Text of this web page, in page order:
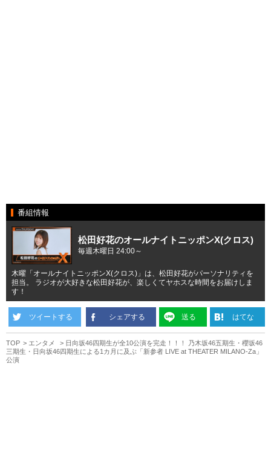
番組情報
松田好花のオールナイトニッポンX(クロス)
毎週木曜日 24:00～
木曜「オールナイトニッポンX(クロス)」は、松田好花がパーソナリティを
担当。 ラジオが大好きな松田好花が、楽しくてヤホスな時間をお届けしま
す！
ツイートする シェアする 送る はてな
TOP エンタメ
日向坂46四期生が全10公演を完走！！！ 乃木坂46五期生・櫻坂46
三期生・日向坂46四期生による1カ月に及ぶ「新参者 LIVE at THEATER MILANO-Za」
公演